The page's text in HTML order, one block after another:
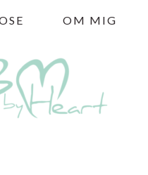
OM MIG